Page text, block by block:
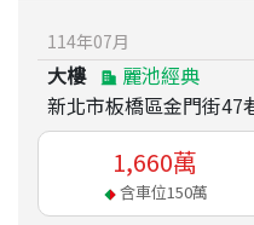
114年07月
大樓
麗池經典
新北市板橋區金門街47
1,660萬
含車位150萬